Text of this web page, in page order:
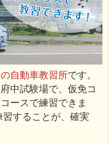
自動車教習所です。
中試験場で、仮免コ
ースで練習できま
することが、確実